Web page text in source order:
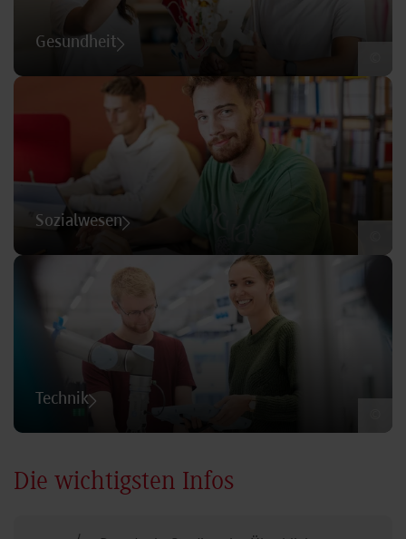
Gesundheit
Sozialwesen
Technik
Die wichtigsten Infos